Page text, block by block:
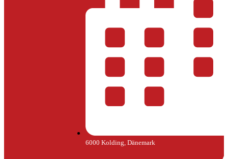
6000 Kolding, Dänemark